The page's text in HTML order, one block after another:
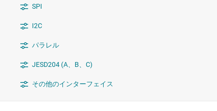
SPI
I2C
パラレル
JESD204 (A、B、C)
その他のインターフェイス